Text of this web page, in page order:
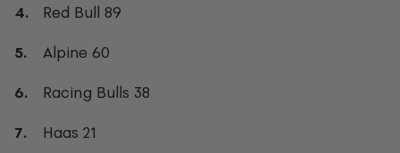
Red Bull 89
Alpine 60
Racing Bulls 38
Haas 21